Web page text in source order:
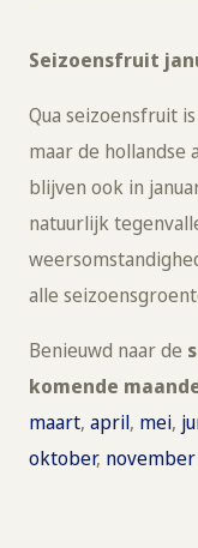
Seizoensfruit
Qua seizoensfruit
maar de hollandse
blijven ook in
natuurlijk
alle
Benieuwd naar de
komende
maart, april, mei,
oktober, november